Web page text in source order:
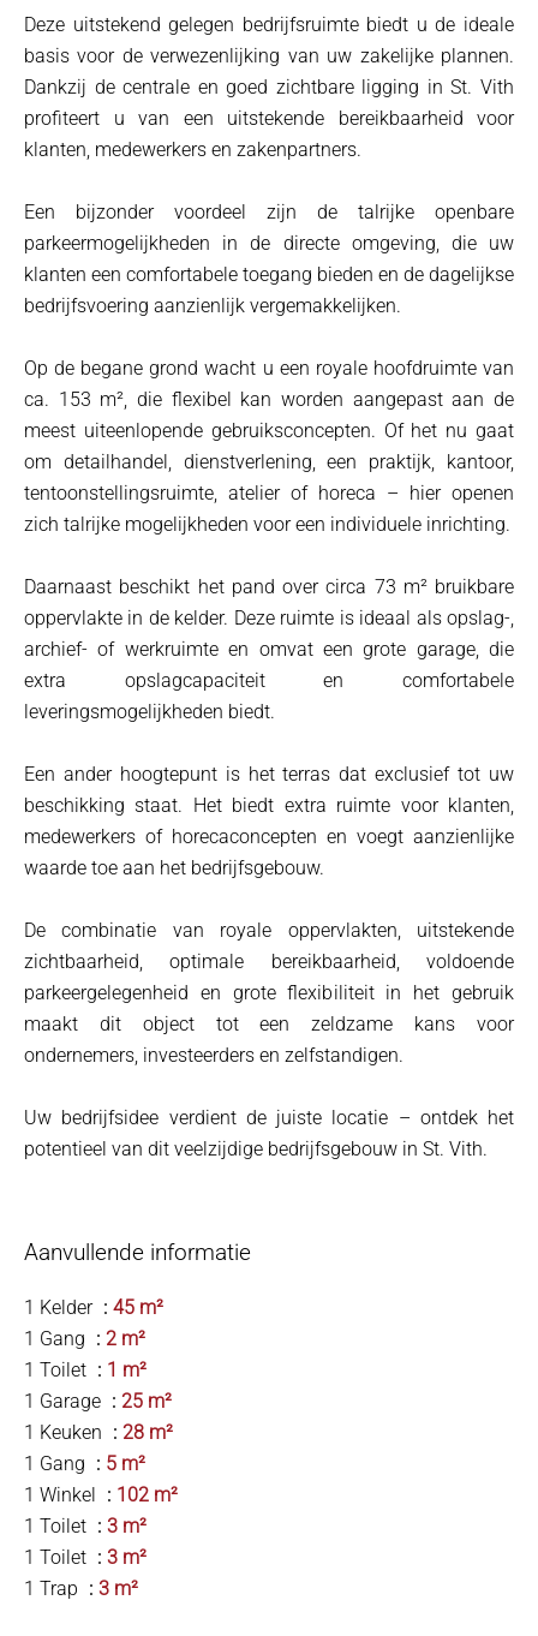
Deze uitstekend gelegen bedrijfsruimte biedt u de ideale
basis voor de verwezenlijking van uw zakelijke plannen.
Dankzij de centrale en goed zichtbare ligging in St. Vith
profiteert u van een uitstekende bereikbaarheid voor
klanten, medewerkers en zakenpartners.
Een bijzonder voordeel zijn de talrijke openbare
parkeermogelijkheden in de directe omgeving, die uw
klanten een comfortabele toegang bieden en de dagelijkse
bedrijfsvoering aanzienlijk vergemakkelijken.
Op de begane grond wacht u een royale hoofdruimte van
ca. 153 m², die flexibel kan worden aangepast aan de
meest uiteenlopende gebruiksconcepten. Of het nu gaat
om detailhandel, dienstverlening, een praktijk, kantoor,
tentoonstellingsruimte, atelier of horeca – hier openen
zich talrijke mogelijkheden voor een individuele inrichting.
Daarnaast beschikt het pand over circa 73 m² bruikbare
oppervlakte in de kelder. Deze ruimte is ideaal als opslag-,
archief- of werkruimte en omvat een grote garage, die
extra opslagcapaciteit en comfortabele
leveringsmogelijkheden biedt.
Een ander hoogtepunt is het terras dat exclusief tot uw
beschikking staat. Het biedt extra ruimte voor klanten,
medewerkers of horecaconcepten en voegt aanzienlijke
waarde toe aan het bedrijfsgebouw.
De combinatie van royale oppervlakten, uitstekende
zichtbaarheid, optimale bereikbaarheid, voldoende
parkeergelegenheid en grote flexibiliteit in het gebruik
maakt dit object tot een zeldzame kans voor
ondernemers, investeerders en zelfstandigen.
Uw bedrijfsidee verdient de juiste locatie – ontdek het
potentieel van dit veelzijdige bedrijfsgebouw in St. Vith.
Aanvullende informatie
1 Kelder
45 m²
1 Gang
2 m²
1 Toilet
1 m²
1 Garage
25 m²
1 Keuken
28 m²
1 Gang
5 m²
1 Winkel
102 m²
1 Toilet
3 m²
1 Toilet
3 m²
1 Trap
3 m²